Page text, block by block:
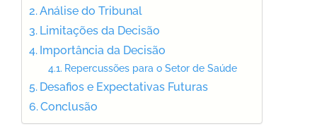
Análise do Tribunal
Limitações da Decisão
Importância da Decisão
Repercussões para o Setor de Saúde
Desafios e Expectativas Futuras
Conclusão